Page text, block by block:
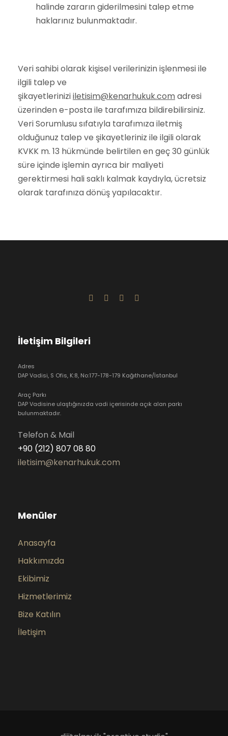
halinde zararın giderilmesini talep etme
haklarınız bulunmaktadır.
Veri sahibi olarak kişisel verilerinizin işlenmesi ile
ilgili talep ve
şikayetleriniziiletisim@kenarhukuk.comadresi
üzerinden e-posta ile tarafımıza bildirebilirsiniz.
Veri Sorumlusu sıfatıyla tarafımıza iletmiş
olduğunuz talep ve şikayetleriniz ile ilgili olarak
KVKK m. 13 hükmünde belirtilen en geç 30 günlük
süre içinde işlemin ayrıca bir maliyeti
gerektirmesi hali saklı kalmak kaydıyla, ücretsiz
olarak tarafınıza dönüş yapılacaktır.
İletişim Bilgileri
Adres
DAP Vadisi, S Ofis, K:8, No:177-178-179 Kağıthane/İstanbul
Araç Parkı
DAP Vadisine ulaştığınızda vadi içerisinde açık alan parkı
bulunmaktadır.
Telefon & Mail
+90 (212) 807 08 80
iletisim@kenarhukuk.com
Menüler
Anasayfa
Hakkımızda
Ekibimiz
Hizmetlerimiz
Bize Katılın
İletişim